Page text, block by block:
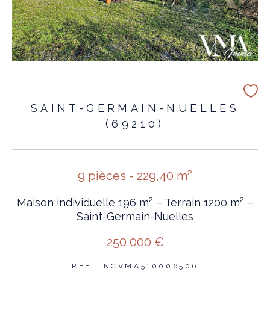
SAINT-GERMAIN-NUELLES
(69210)
9 pièces - 229,40 m²
Maison individuelle 196 m² – Terrain 1200 m² –
Saint-Germain-Nuelles
250 000 €
REF : NCVMA510006506